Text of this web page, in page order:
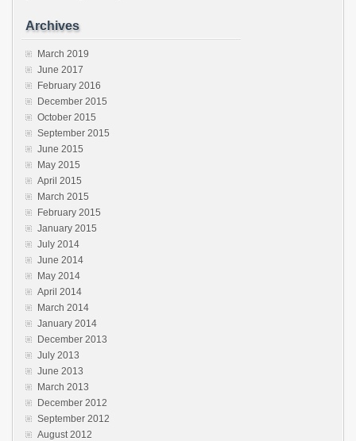
Archives
March 2019
June 2017
February 2016
December 2015
October 2015
September 2015
June 2015
May 2015
April 2015
March 2015
February 2015
January 2015
July 2014
June 2014
May 2014
April 2014
March 2014
January 2014
December 2013
July 2013
June 2013
March 2013
December 2012
September 2012
August 2012